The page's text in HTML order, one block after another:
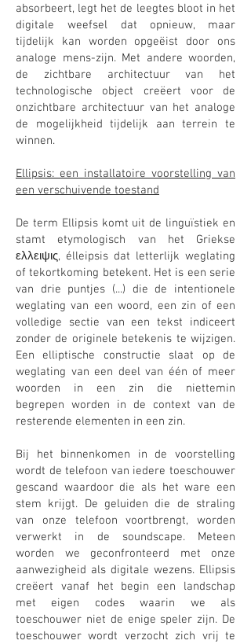
absorbeert, legt het de leegtes bloot in het
digitale weefsel dat opnieuw, maar
tijdelijk kan worden opgeëist door ons
analoge mens-zijn. Met andere woorden,
de zichtbare architectuur van het
technologische object creëert voor de
onzichtbare architectuur van het analoge
de mogelijkheid tijdelijk aan terrein te
winnen.
Ellipsis: een installatoire voorstelling van
een verschuivende toestand
De term Ellipsis komt uit de linguïstiek en
stamt etymologisch van het Griekse
ελλειψις, élleipsis dat letterlijk weglating
of tekortkoming betekent. Het is een serie
van drie puntjes (...) die de intentionele
weglating van een woord, een zin of een
volledige sectie van een tekst indiceert
zonder de originele betekenis te wijzigen.
Een elliptische constructie slaat op de
weglating van een deel van één of meer
woorden in een zin die niettemin
begrepen worden in de context van de
resterende elementen in een zin.
Bij het binnenkomen in de voorstelling
wordt de telefoon van iedere toeschouwer
gescand waardoor die als het ware een
stem krijgt. De geluiden die de straling
van onze telefoon voortbrengt, worden
verwerkt in de soundscape. Meteen
worden we geconfronteerd met onze
aanwezigheid als digitale wezens. Ellipsis
creëert vanaf het begin een landschap
met eigen codes waarin we als
toeschouwer niet de enige speler zijn. De
toeschouwer wordt verzocht zich vrij te